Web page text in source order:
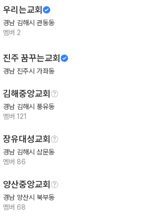
우리는교회
경남 김해시 관동동
멤버 2
진주 꿈꾸는교회
경남 진주시 가좌동
김해중앙교회
경남 김해시 풍유동
멤버 121
장유대성교회
경남 김해시 삼문동
멤버 86
양산중앙교회
경남 양산시 북부동
멤버 68